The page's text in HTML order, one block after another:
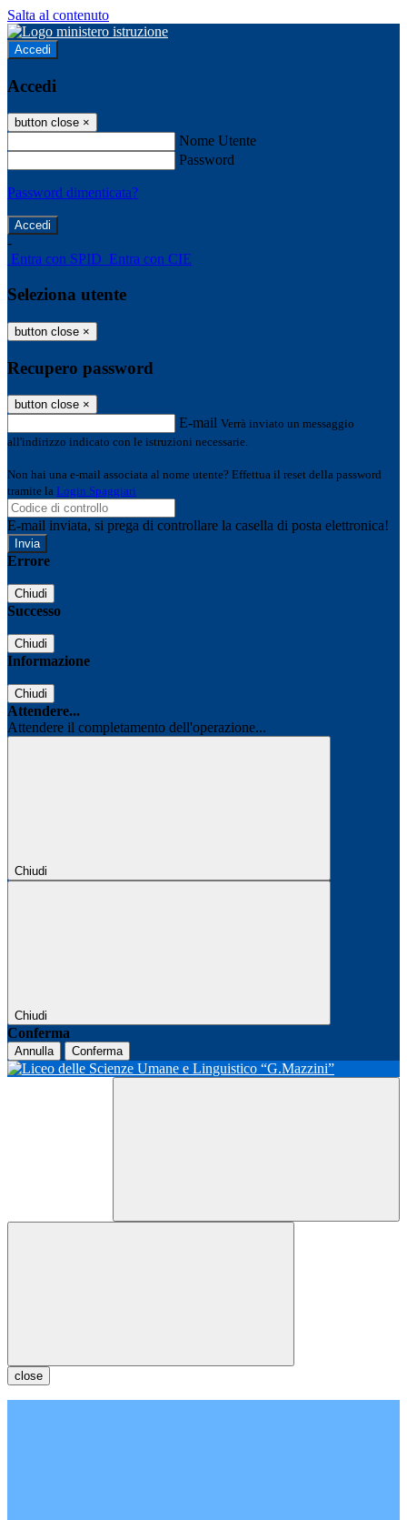
Salta al contenuto
Accedi
Accedi
button close ×
Nome Utente
Password
Password dimenticata?
-
Entra con SPID Entra con CIE
Seleziona utente
button close ×
Recupero password
button close ×
E-mail Verrà inviato un messaggio
all'indirizzo indicato con le istruzioni necessarie.
Non hai una e-mail associata al nome utente? Effettua il reset della password
tramite la Login Spaggiari
E-mail inviata, si prega di controllare la casella di posta elettronica!
Errore
Chiudi
Successo
Chiudi
Informazione
Chiudi
Attendere...
Attendere il completamento dell'operazione...
Chiudi
Chiudi
Conferma
Annulla Conferma
close